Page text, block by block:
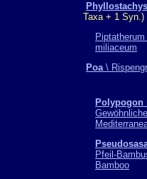
Phyllostachys
Taxa + 1 Syn.)
miliaceum
Poa\
Polypogon
Pfeil-
Bamboo